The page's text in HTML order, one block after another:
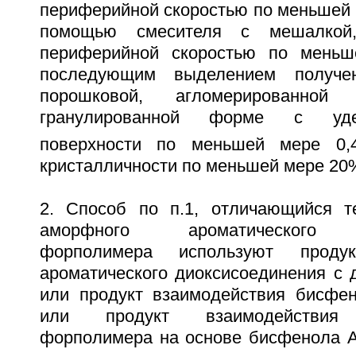
периферийной скоростью по
помощью смесителя с
периферийной скоростью по
последующим выделением
порошковой,
гранулированной форме с
поверхности по меньшей мере
кристалличности по меньшей мере
2. Способ по п.1, отличающийся
аморфного ароматического
форполимера используют
ароматического диоксисоединения
или продукт взаимодействия
или продукт взаимодействия
форполимера на основе бисфенола